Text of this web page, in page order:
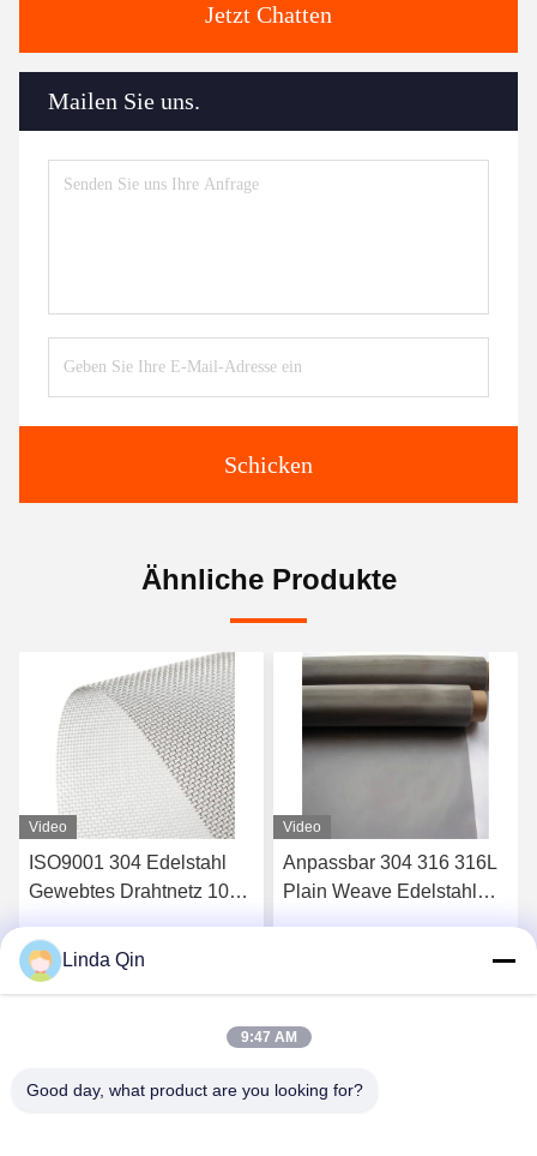
Jetzt Chatten
Mailen Sie uns.
Schicken
Ähnliche Produkte
Video
ISO9001 304 Edelstahl
Gewebtes Drahtnetz 100
Jetzt Chatten
Video
Anpassbar 304 316 316L
Plain Weave Edelstahl
Linda Qin
9:47 AM
Good day, what product are you looking for?